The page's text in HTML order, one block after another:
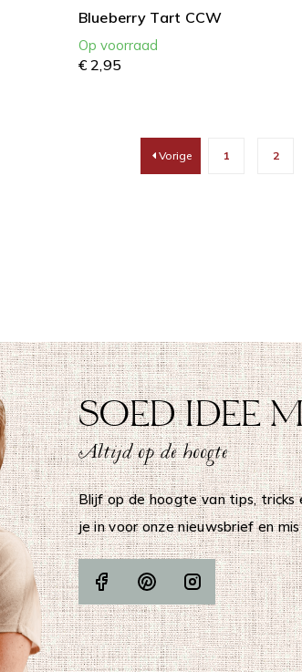
Blueberry Tart CCW
Op voorraad
€2,95
Vorige 1 2
SOED IDEE
Altijd op de hoogte
Blijf op de hoogte van tips, tricks
je in voor onze nieuwsbrief en